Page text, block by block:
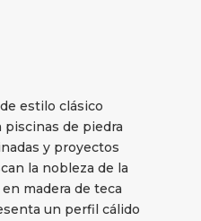
estilo clásico
piscinas de piedra
y proyectos
la nobleza de la
madera de teca
un perfil cálido